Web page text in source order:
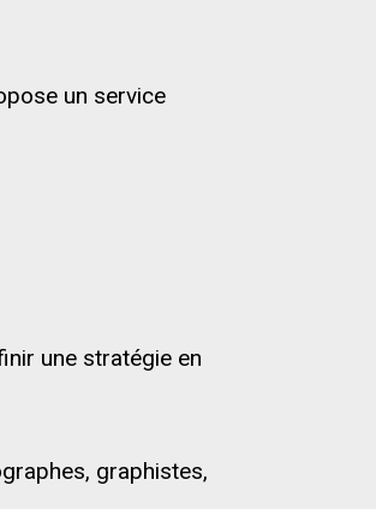
un service
une stratégie en
graphistes,